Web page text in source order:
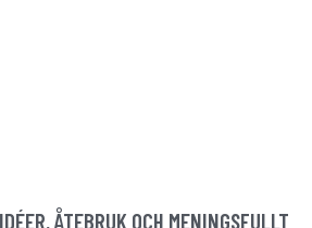
ÅTEBRUK OCH MENINGSFULLT